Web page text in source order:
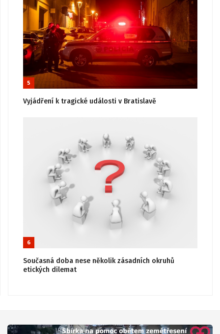
5
Vyjádření k tragické události v Bratislavě
6
Současná doba nese několik zásadních okruhů
etických dilemat